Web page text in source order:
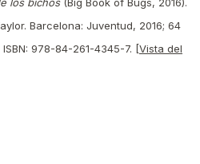
Barcelona: Juventud, 2016; 64
978-84-261-4345-7. [Vista del